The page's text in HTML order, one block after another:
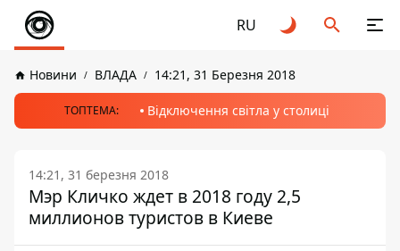
RU
Новини ВЛАДА 14:21, 31 Березня 2018
ТОПТЕМА: Відключення світла у столиці
14:21, 31 березня 2018
Мэр Кличко ждет в 2018 году 2,5
миллионов туристов в Киеве